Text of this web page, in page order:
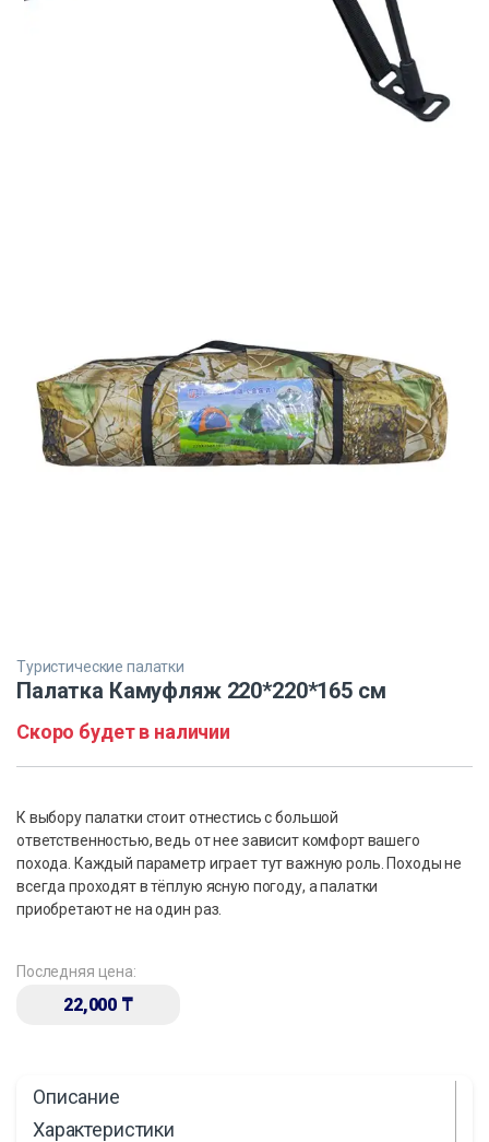
Туристические палатки
Палатка Камуфляж 220*220*165 см
Скоро будет в наличии
К выбору палатки стоит отнестись с большой
ответственностью, ведь от нее зависит комфорт вашего
похода. Каждый параметр играет тут важную роль. Походы не
всегда проходят в тёплую ясную погоду, а палатки
приобретают не на один раз.
Последняя цена:
22,000 ₸
Описание
Характеристики